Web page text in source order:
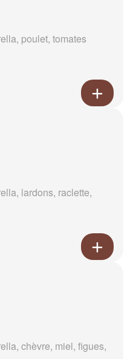
poulet, tomates
lardons, raclette,
chèvre, miel, figues,